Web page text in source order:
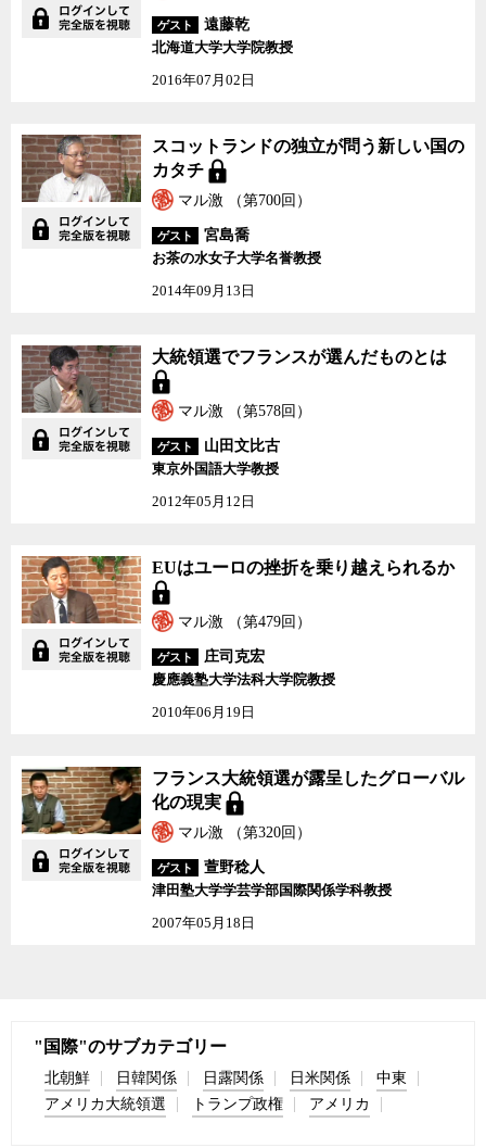
ゲスト
遠藤乾
北海道大学大学院教授
2016年07月02日
スコットランドの独立が問う新しい国の
カタチ
マル激 （第700回）
ゲスト
宮島喬
お茶の水女子大学名誉教授
2014年09月13日
大統領選でフランスが選
んだものとは
大統領選でフランスが選んだものとは
マル激 （第578回）
ゲスト
山田文比古
東京外国語大学教授
2012年05月12日
EUはユーロの挫折を乗
り越えられるか
EUはユーロの挫折を乗り越えられるか
マル激 （第479回）
ゲスト
庄司克宏
慶應義塾大学法科大学院教授
2010年06月19日
フランス大統領選が露呈
したグローバル化の現実
フランス大統領選が露呈したグローバル
化の現実
マル激 （第320回）
ゲスト
萱野稔人
津田塾大学学芸学部国際関係学科教授
2007年05月18日
"国際"のサブカテゴリー
北朝鮮 日韓関係 日露関係 日米関係
中東
アメリカ大統領選
トランプ政権 アメリカ